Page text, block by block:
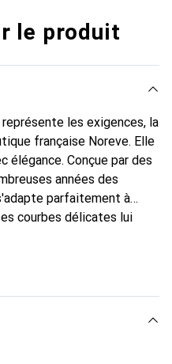
le produit
les exigences, la
française Noreve. Elle
élégance. Conçue par des
années des
parfaitement à
courbes délicates lui
de votre smartphone.
est un choix sûr pour une